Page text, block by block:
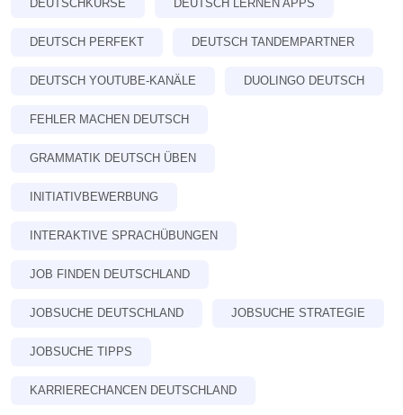
DEUTSCHKURSE DEUTSCH LERNEN APPS
DEUTSCH PERFEKT DEUTSCH TANDEMPARTNER
DEUTSCH YOUTUBE-KANÄLE DUOLINGO DEUTSCH
FEHLER MACHEN DEUTSCH
GRAMMATIK DEUTSCH ÜBEN
INITIATIVBEWERBUNG
INTERAKTIVE SPRACHÜBUNGEN
JOB FINDEN DEUTSCHLAND
JOBSUCHE DEUTSCHLAND JOBSUCHE STRATEGIE
JOBSUCHE TIPPS
KARRIERECHANCEN DEUTSCHLAND